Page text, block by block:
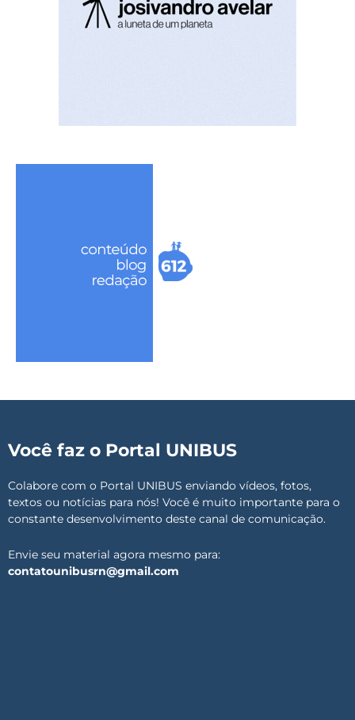
Você faz o Portal UNIBUS
Colabore com o Portal UNIBUS enviando vídeos, fotos,
textos ou notícias para nós! Você é muito importante para o
constante desenvolvimento deste canal de comunicação.
Envie seu material agora mesmo para:
contatounibusrn@gmail.com